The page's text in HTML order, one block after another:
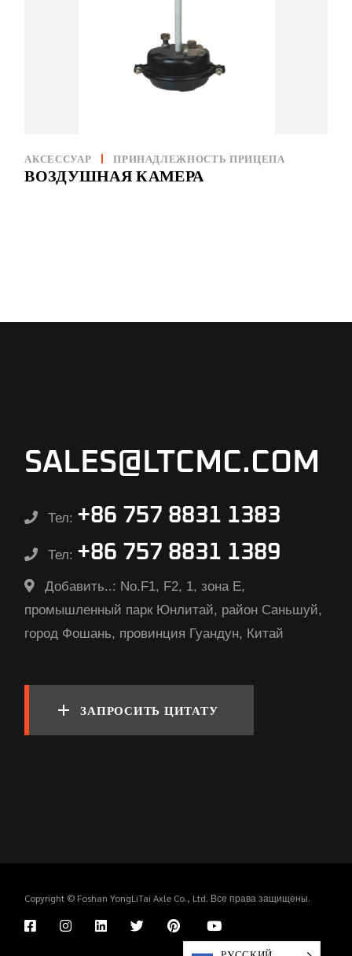
АКСЕССУАР ПРИНАДЛЕЖНОСТЬ ПРИЦЕПА
ВОЗДУШНАЯ КАМЕРА
SALES@LTCMC.COM
Тел: +86 757 8831 1383
Тел: +86 757 8831 1389
Добавить..: No.F1, F2, 1, зона E,
промышленный парк Юнлитай, район Саньшуй,
город Фошань, провинция Гуандун, Китай
ЗАПРОСИТЬ ЦИТАТУ
Copyright © Foshan YongLiTai Axle Co., Ltd. Все права защищены.